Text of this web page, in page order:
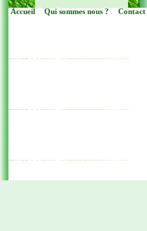
Accueil Qui sommes nous ? Contact